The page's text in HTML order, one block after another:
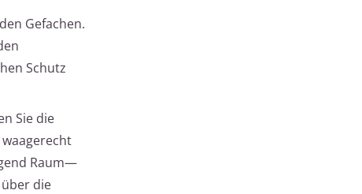
Gefachen.
Schutz
Sie die
Raum—
die